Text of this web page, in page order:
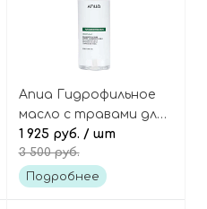
Anua Гидрофильное
масло с травами для
глубокого очищения
пор, Heartleaf Pore
Control Cleansing Oil
1 925 руб. / шт
3 500 руб.
Подробнее